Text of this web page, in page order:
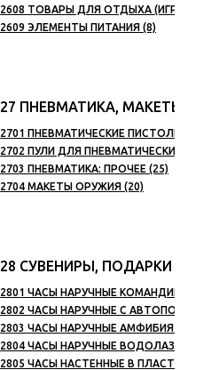
2608 ТОВАРЫ ДЛЯ ОТДЫХА (ИГРЫ)
2609 ЭЛЕМЕНТЫ ПИТАНИЯ (8)
27 ПНЕВМАТИКА, МАКЕТЫ
2701 ПНЕВМАТИЧЕСКИЕ ПИСТОЛЕТЫ
2702 ПУЛИ ДЛЯ ПНЕВМАТИЧЕСКИХ
2703 ПНЕВМАТИКА: ПРОЧЕЕ (25)
2704 МАКЕТЫ ОРУЖИЯ (20)
28 СУВЕНИРЫ, ПОДАРКИ
2801 ЧАСЫ НАРУЧНЫЕ КОМАНДИРСКИЕ
2802 ЧАСЫ НАРУЧНЫЕ С
2803 ЧАСЫ НАРУЧНЫЕ АМФИБИЯ (28)
2804 ЧАСЫ НАРУЧНЫЕ ВОДОЛАЗНЫЕ
2805 ЧАСЫ НАСТЕННЫЕ В